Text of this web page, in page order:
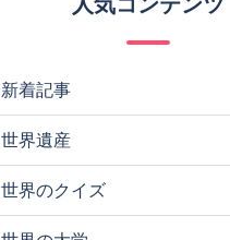
新着記事
世界遺産
世界のクイズ